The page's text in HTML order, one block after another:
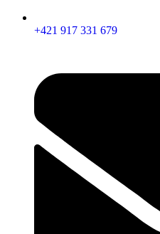
+421 917 331 679